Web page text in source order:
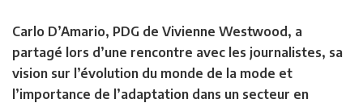
Carlo D’Amario, PDG de Vivienne Westwood, a
partagé lors d’une rencontre avec les journalistes, sa
vision sur l’évolution du monde de la mode et
l’importance de l’adaptation dans un secteur en